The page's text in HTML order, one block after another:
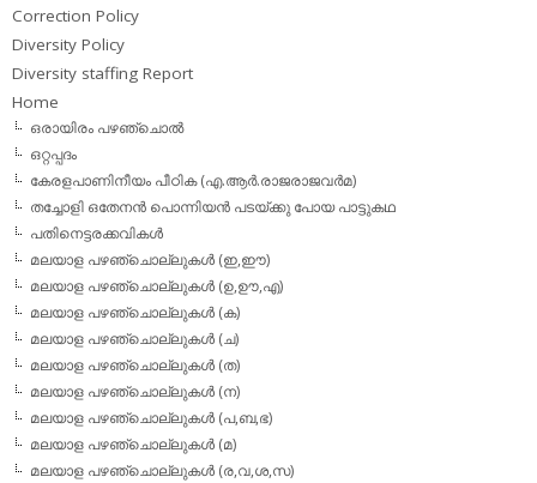
Correction Policy
Diversity Policy
Diversity staffing Report
Home
ഒരായിരം പഴഞ്ചൊല്‍
ഒറ്റപ്പദം
കേരളപാണിനീയം പീഠിക (എ.ആര്‍.രാജരാജവര്‍മ)
തച്ചോളി ഒതേനൻ പൊന്നിയൻ പടയ്‌ക്കു പോയ പാട്ടുകഥ
പതിനെട്ടരക്കവികള്‍
മലയാള പഴഞ്ചൊല്ലുകള്‍ (ഇ,ഈ)
മലയാള പഴഞ്ചൊല്ലുകള്‍ (ഉ,ഊ,എ)
മലയാള പഴഞ്ചൊല്ലുകള്‍ (ക)
മലയാള പഴഞ്ചൊല്ലുകള്‍ (ച)
മലയാള പഴഞ്ചൊല്ലുകള്‍ (ത)
മലയാള പഴഞ്ചൊല്ലുകള്‍ (ന)
മലയാള പഴഞ്ചൊല്ലുകള്‍ (പ,ബ,ഭ)
മലയാള പഴഞ്ചൊല്ലുകള്‍ (മ)
മലയാള പഴഞ്ചൊല്ലുകള്‍ (ര,വ,ശ,സ)